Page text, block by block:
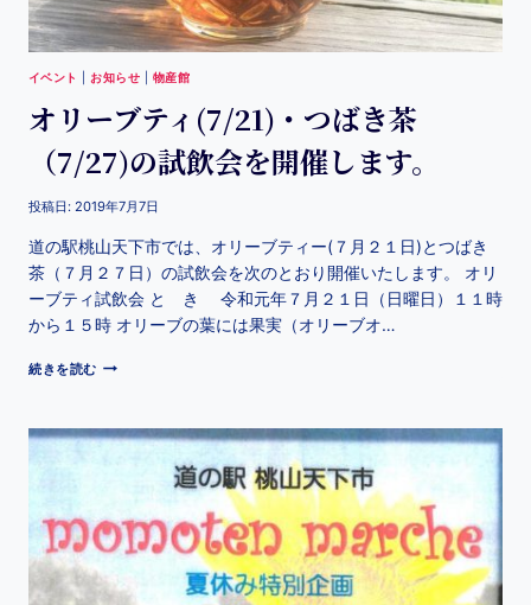
イベント お知らせ 物産館
オリーブティ(7/21)・つばき茶
（7/27)の試飲会を開催します。
投稿日: 2019年7月7日
道の駅桃山天下市では、オリーブティー(７月２１日)とつばき
茶（７月２７日）の試飲会を次のとおり開催いたします。 オリ
ーブティ試飲会 と き 令和元年７月２１日（日曜日）１１時
から１５時 オリーブの葉には果実（オリーブオ…
続きを読む